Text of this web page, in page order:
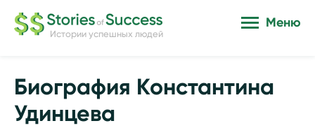
Истории успешных людей
Меню
Биография Константина
Удинцева